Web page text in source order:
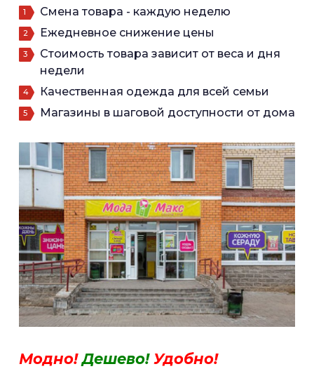
Смена товара - каждую неделю
Ежедневное снижение цены
Стоимость товара зависит от веса и дня
недели
Качественная одежда для всей семьи
Магазины в шаговой доступности от дома
Модно!Дешево! Удобно!